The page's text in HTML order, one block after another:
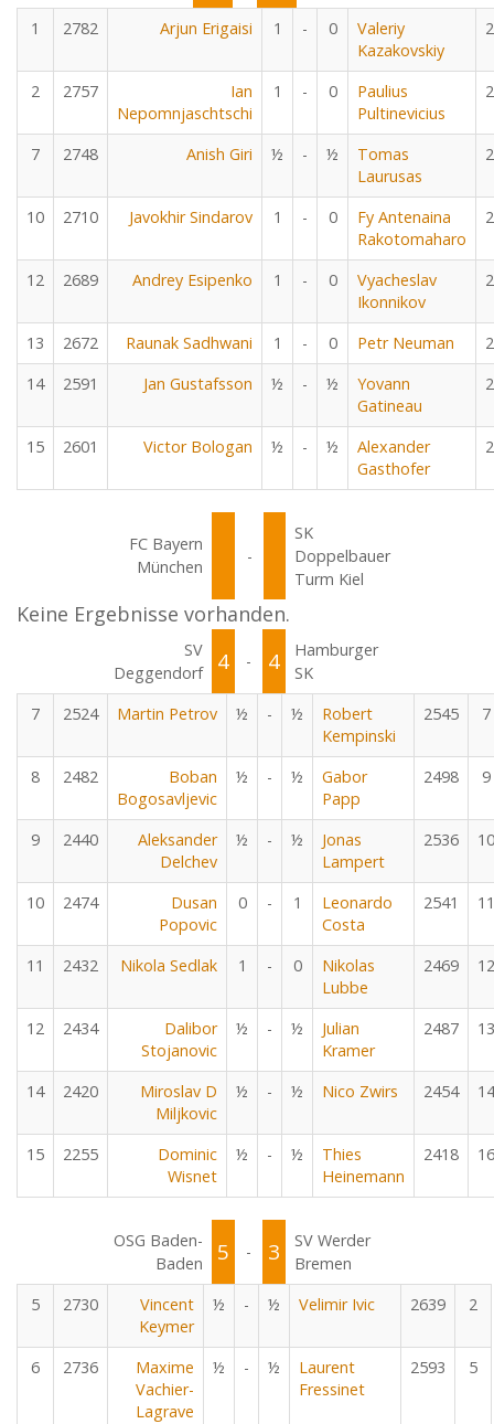
1 2782 Arjun Erigaisi 1 - 0
Valeriy
Kazakovskiy
2 2757
Ian
Nepomnjaschtschi
1 - 0
Paulius
Pultinevicius
7 2748 Anish Giri ½ - ½
Tomas
Laurusas
10 2710 Javokhir Sindarov 1 - 0
Fy Antenaina
Rakotomaharo
12 2689 Andrey Esipenko 1 - 0
Vyacheslav
Ikonnikov
13 2672 Raunak Sadhwani 1 - 0 Petr Neuman
14
2591 Jan Gustafsson ½ - ½
Yovann
Gatineau
15 2601 Victor Bologan ½ - ½
Alexander
Gasthofer
FC Bayern
München
-
SK
Doppelbauer
Turm Kiel
Keine Ergebnisse vorhanden.
SV
Deggendorf
4 - 4
Hamburger
SK
7
2524 Martin Petrov ½ - ½
Robert
Kempinski
2545 7
8 2482
Boban
Bogosavljevic
½ - ½
Gabor
Papp
2498 9
9 2440
Aleksander
Delchev
½ - ½
Jonas
Lampert
2536 10
10 2474
Dusan
Popovic
0 - 1
Leonardo
Costa
2541 11
11 2432 Nikola Sedlak 1 - 0
Nikolas
Lubbe
2469 12
12 2434
Dalibor
Stojanovic
½ - ½
Julian
Kramer
2487 13
14 2420
Miroslav D
Miljkovic
½ - ½ Nico Zwirs 2454 14
15 2255
Dominic
Wisnet
½ - ½
Thies
Heinemann
2418 16
OSG Baden-
Baden
5 - 3
SV Werder
Bremen
5
2730
Vincent
Keymer
½ - ½ Velimir Ivic 2639 2
6 2736
Maxime
Vachier-
Lagrave
½ - ½
Laurent
Fressinet
2593 5